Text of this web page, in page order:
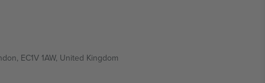
EC1V 1AW, United Kingdom